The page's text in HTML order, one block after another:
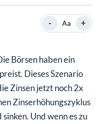
- Aa +
Börsen haben ein
Dieses Szenario
Zinsen jetzt noch 2x
Zinserhöhungszyklus
Und wenn es zu